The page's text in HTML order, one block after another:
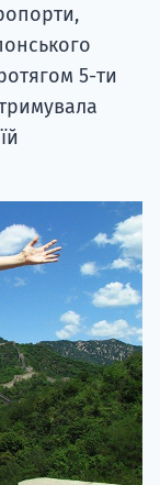
5-ти